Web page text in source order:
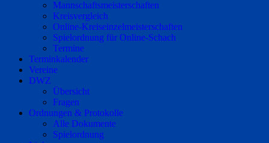
Mannschaftsmeisterschaften
Kreisvergleich
Online-Kreiseinzelmeisterschaften
Spielordnung für Online-Schach
Termine
Terminkalender
Vereine
DWZ
Übersicht
Fragen
Ordnungen & Protokolle
Alle Dokumente
Spielordnung